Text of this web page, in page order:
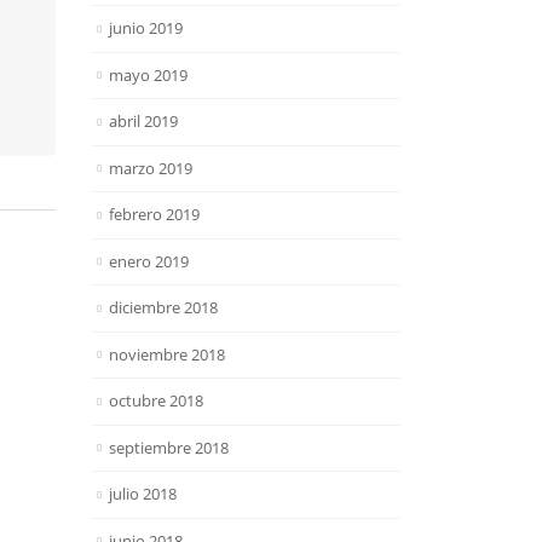
junio 2019
mayo 2019
abril 2019
marzo 2019
febrero 2019
enero 2019
diciembre 2018
noviembre 2018
octubre 2018
septiembre 2018
julio 2018